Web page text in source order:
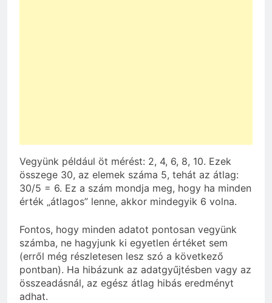
Vegyünk például öt mérést: 2, 4, 6, 8, 10. Ezek
összege 30, az elemek száma 5, tehát az átlag:
30/5 = 6. Ez a szám mondja meg, hogy ha minden
érték „átlagos” lenne, akkor mindegyik 6 volna.
Fontos, hogy minden adatot pontosan vegyünk
számba, ne hagyjunk ki egyetlen értéket sem
(erről még részletesen lesz szó a következő
pontban). Ha hibázunk az adatgyűjtésben vagy az
összeadásnál, az egész átlag hibás eredményt
adhat.